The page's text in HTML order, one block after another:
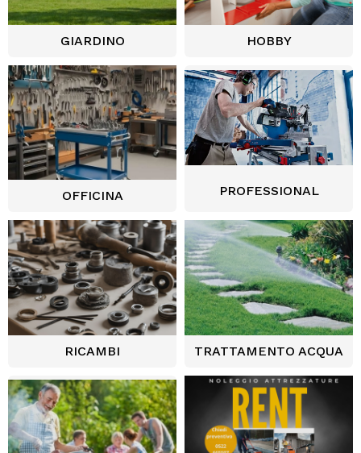
GIARDINO HOBBY
OFFICINA PROFESSIONAL
RICAMBI TRATTAMENTO ACQUA